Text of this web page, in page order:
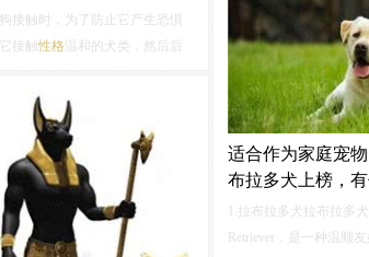
毛犬是一种非常优雅的
接触时，为了防止它产生恐惧
接触性格温和的犬类，然后后
语言。3.和它边玩耍边用语言沟
应人类一边和它说话，一边和
识到人并不是可怕的动物...
适合作为家庭宠
布拉多犬上榜，
1.拉布拉多犬拉布拉多
Retriever，是一种温顺